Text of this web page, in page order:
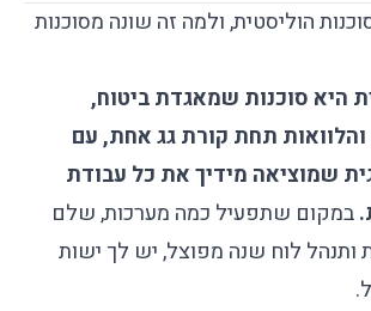
הוליסטית, ולמה זה שונה מסוכנות
היא סוכנות שמאגדת ביטוח,
והלוואות תחת קורת גג אחת, עם
שמוציאה מידיך את כל עבודת
במקום שתפעיל כמה מערכות, שלם
ותנהל לוח שנה מפוצל, יש לך ישות